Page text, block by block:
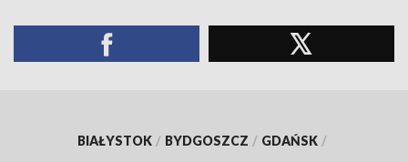
BIAŁYSTOK / BYDGOSZCZ / GDAŃSK /